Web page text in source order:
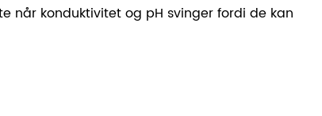
når konduktivitet og pH svinger fordi de kan